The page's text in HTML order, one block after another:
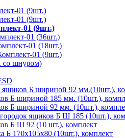
01 (9шт.)
01 (9шт.)
01 (9шт.)
01 (36шт.)
01 (18шт.)
01 (9шт.)
со шнуром)
ящиков Б шириной 92 мм.(10шт.),
Б шириной 185 мм. (10шт.),
Б шириной 92 мм. (10шт.),
ящиков Б Ш 185 (10шт.),
Б Ш 92 (10 шт.), комплект
Б 170х105х80 (10шт.), комплект